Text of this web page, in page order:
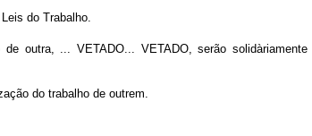
do Trabalho.
outra, ... VETADO... VETADO, serão solidàriamente
do trabalho de outrem.